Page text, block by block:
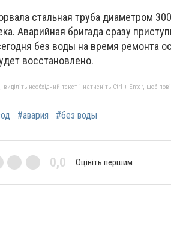
стальная труба диаметром
Аварийная бригада сразу
без воды на время ремонта
восстановлено.
необхідний текст і натисніть Ctrl + Enter, щоб
#авария #без воды
0,0 Оцініть першим